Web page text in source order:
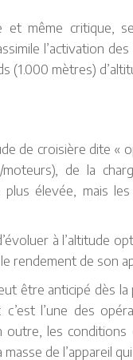
et même critique,
l’activation
(1.000 mètres)
de croisière dite «
de la
élevée, mais
à l’altitude
rendement de son
être anticipé dès
l’une des
outre, les
de l’appareil